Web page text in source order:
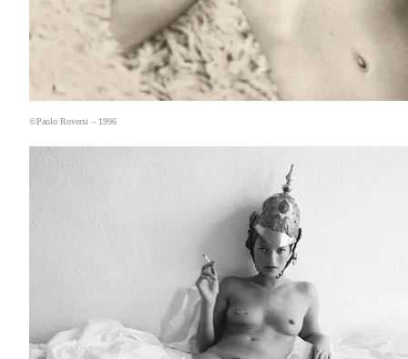
©Paolo Roversi – 1996